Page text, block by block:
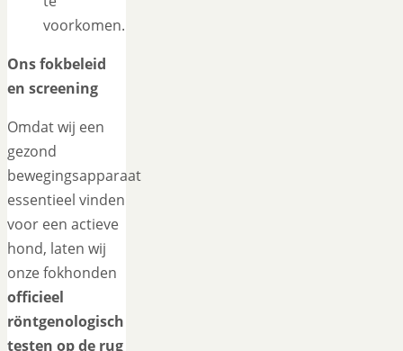
voorkomen.
Ons fokbeleid
en screening
Omdat wij een
gezond
bewegingsapparaat
essentieel vinden
voor een actieve
hond, laten wij
onze fokhonden
officieel
röntgenologisch
testen op de rug